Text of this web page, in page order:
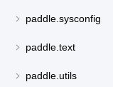
paddle.sysconfig
paddle.text
paddle.utils